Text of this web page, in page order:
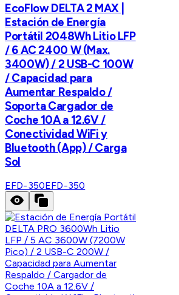
EcoFlow DELTA 2 MAX |
Estación de Energía
Portátil 2048Wh Litio LFP
/ 6 AC 2400 W (Max.
3400W) / 2 USB-C 100W
/ Capacidad para
Aumentar Respaldo /
Soporta Cargador de
Coche 10A a 12.6V /
Conectividad WiFi y
Bluetooth (App) / Carga
Sol
EFD-350EFD-350